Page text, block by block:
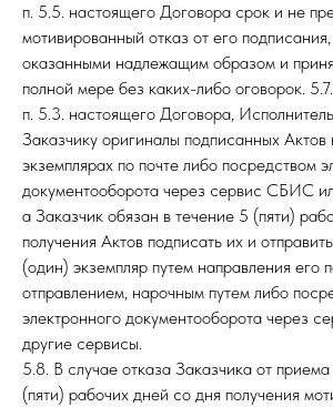
п. 5.5. настоящего Договора срок и не
мотивированный отказ от его
оказанными надлежащим образом и
полной мере без каких-либо оговорок.
п. 5.3. настоящего Договора,
Заказчику оригиналы подписанных Актов
экземплярах по почте либо посредством
документооборота через сервис СБИС
а Заказчик обязан в течение 5 (пяти)
получения Актов подписать их и
(один) экземпляр путем направления его
отправлением, нарочным путем либо
электронного документооборота через
другие сервисы.
5.8. В случае отказа Заказчика от
(пяти) рабочих дней со дня получения